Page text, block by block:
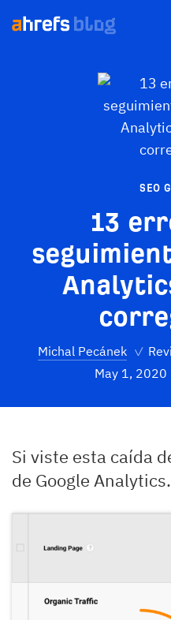
SEO
13
Michal Pecánek ✓
May 1, 2020
Si viste esta caída
de Google